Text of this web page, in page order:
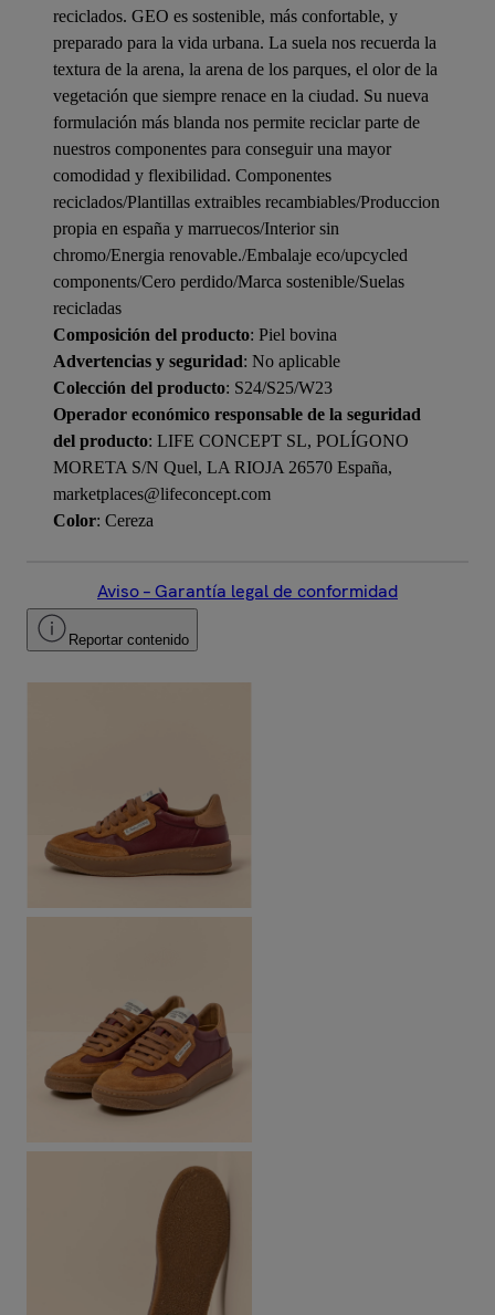
reciclados. GEO es sostenible, más confortable, y
preparado para la vida urbana. La suela nos recuerda la
textura de la arena, la arena de los parques, el olor de la
vegetación que siempre renace en la ciudad. Su nueva
formulación más blanda nos permite reciclar parte de
nuestros componentes para conseguir una mayor
comodidad y flexibilidad. Componentes
reciclados/Plantillas extraibles recambiables/Produccion
propia en españa y marruecos/Interior sin
chromo/Energia renovable./Embalaje eco/upcycled
components/Cero perdido/Marca sostenible/Suelas
recicladas
Composición del producto: Piel bovina
Advertencias y seguridad: No aplicable
Colección del producto: S24/S25/W23
Operador económico responsable de la seguridad
del producto: LIFE CONCEPT SL, POLÍGONO
MORETA S/N Quel, LA RIOJA 26570 España,
marketplaces@lifeconcept.com
Color: Cereza
Aviso – Garantía legal de conformidad
Reportar contenido